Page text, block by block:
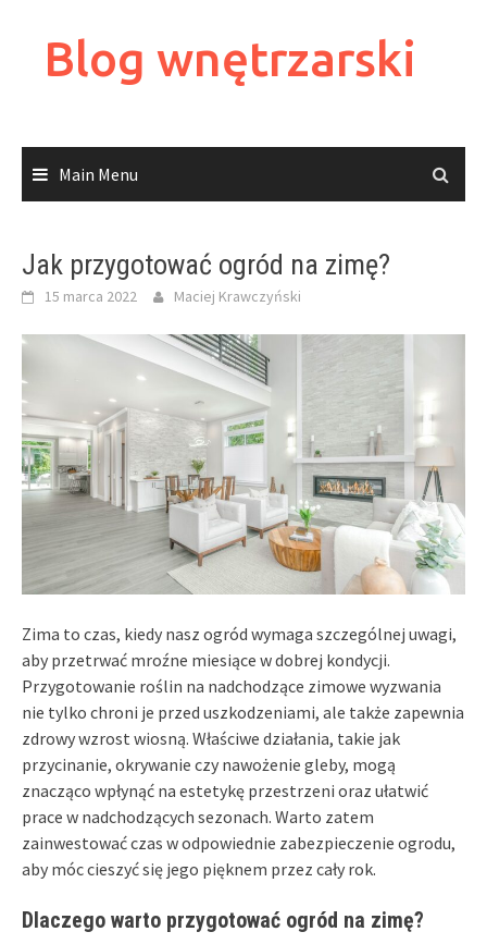
contentBlog wnętrzarski
Main Menu
Jak przygotować ogród na zimę?
15 marca 2022 Maciej Krawczyński
Zima to czas, kiedy nasz ogród wymaga szczególnej uwagi,
aby przetrwać mroźne miesiące w dobrej kondycji.
Przygotowanie roślin na nadchodzące zimowe wyzwania
nie tylko chroni je przed uszkodzeniami, ale także zapewnia
zdrowy wzrost wiosną. Właściwe działania, takie jak
przycinanie, okrywanie czy nawożenie gleby, mogą
znacząco wpłynąć na estetykę przestrzeni oraz ułatwić
prace w nadchodzących sezonach. Warto zatem
zainwestować czas w odpowiednie zabezpieczenie ogrodu,
aby móc cieszyć się jego pięknem przez cały rok.
Dlaczego warto przygotować ogród na zimę?